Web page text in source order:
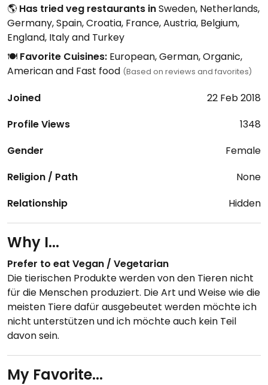
🌎 Has tried veg restaurants inSweden, Netherlands,
Germany, Spain, Croatia, France, Austria, Belgium,
England, Italy and Turkey
🍽️ Favorite Cuisines: European, German, Organic,
American and Fast food (Based on reviews and favorites)
Joined
22 Feb 2018
Profile Views
1348
Gender
Female
Religion / Path
None
Relationship
Hidden
Why I...
Prefer to eat Vegan / Vegetarian
Die tierischen Produkte werden von den Tieren nicht
für die Menschen produziert. Die Art und Weise wie die
meisten Tiere dafür ausgebeutet werden möchte ich
nicht unterstützen und ich möchte auch kein Teil
davon sein.
My Favorite...